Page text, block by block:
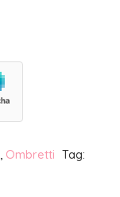
, Ombretti Tag: